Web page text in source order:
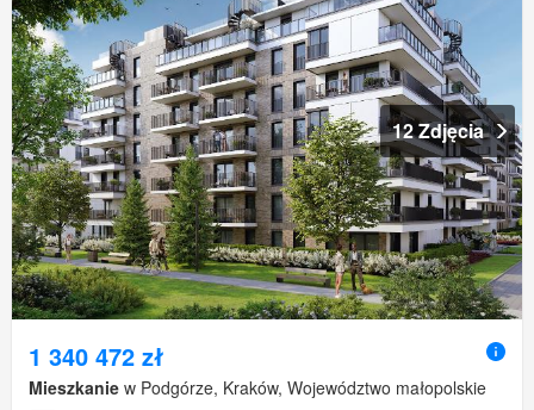
12 Zdjęcia
1 340 472 zł
Mieszkanie w Podgórze, Kraków, Województwo małopolskie